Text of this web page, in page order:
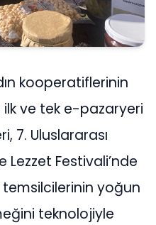
kooperatiflerinin
ilk ve tek e-pazaryeri
7. Uluslararası
Festivali’nde
yoğun
teknolojiyle